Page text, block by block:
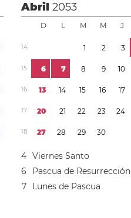
Abril2053
D L M M J
14 1 2 3
15 6 7 8 9 10
16 13 14 15 16 17
17 20 21 22 23 24
18 27 28 29 30
4 Viernes Santo
6
Pascua de Resurrección
7
Lunes de Pascua